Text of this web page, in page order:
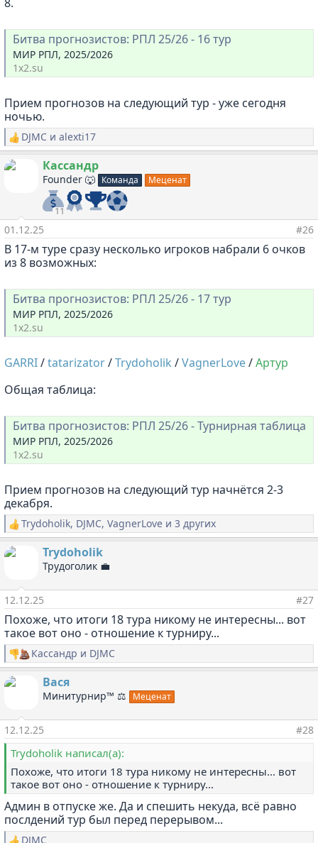
Битва прогнозистов: РПЛ 25/26 - 16 тур
МИР РПЛ, 2025/2026
1x2.su
Прием прогнозов на следующий тур - уже сегодня
ночью.
Р
е
а
:
DJMC и alexti17
Кассандр
Founder 🐺 Команда Меценат
11
01.12.25 #26
В 17-м туре сразу несколько игроков набрали 6 очков
из 8 возможных:
Битва прогнозистов: РПЛ 25/26 - 17 тур
МИР РПЛ, 2025/2026
1x2.su
GARRI/tatarizator/Trydoholik /VagnerLove/Артур
Общая таблица:
Битва прогнозистов: РПЛ 25/26 - Турнирная таблица
МИР РПЛ, 2025/2026
1x2.su
Прием прогнозов на следующий тур начнётся 2-3
декабря.
Р
е
а
и
:
Trydoholik, DJMC, VagnerLove и 3 других
Trydoholik
Трудоголик 💼
12.12.25 #27
Похоже, что итоги 18 тура никому не интересны... вот
такое вот оно - отношение к турниру...
Р
е
а
и
:
Кассандр и DJMC
Вася
Минитурнир™ ⚖️ Меценат
12.12.25 #28
Trydoholik написал(а):
Похоже, что итоги 18 тура никому не интересны... вот
такое вот оно - отношение к турниру...
Админ в отпуске же. Да и спешить некуда, всё равно
послдений тур был перед перерывом...
DJMC